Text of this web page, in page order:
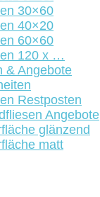
30×60
40×20
60×60
120 x …
& Angebote
Restposten
Angebote
glänzend
matt